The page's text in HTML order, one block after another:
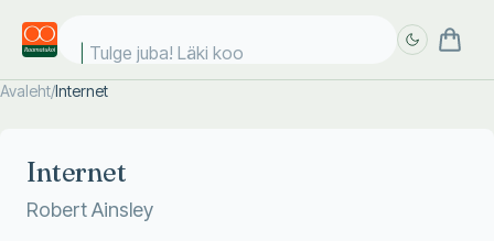
Tulge juba! Läki kool
Avaleht/Internet
Internet
Robert Ainsley